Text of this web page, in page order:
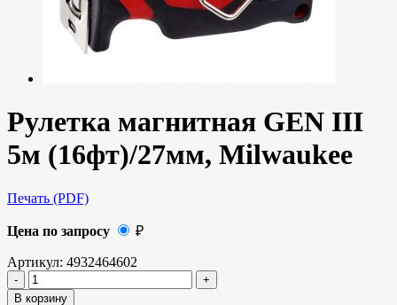
Рулетка магнитная GEN III
5м (16фт)/27мм, Milwaukee
Печать (PDF)
Цена по запросу ₽
Артикул: 4932464602
В корзину